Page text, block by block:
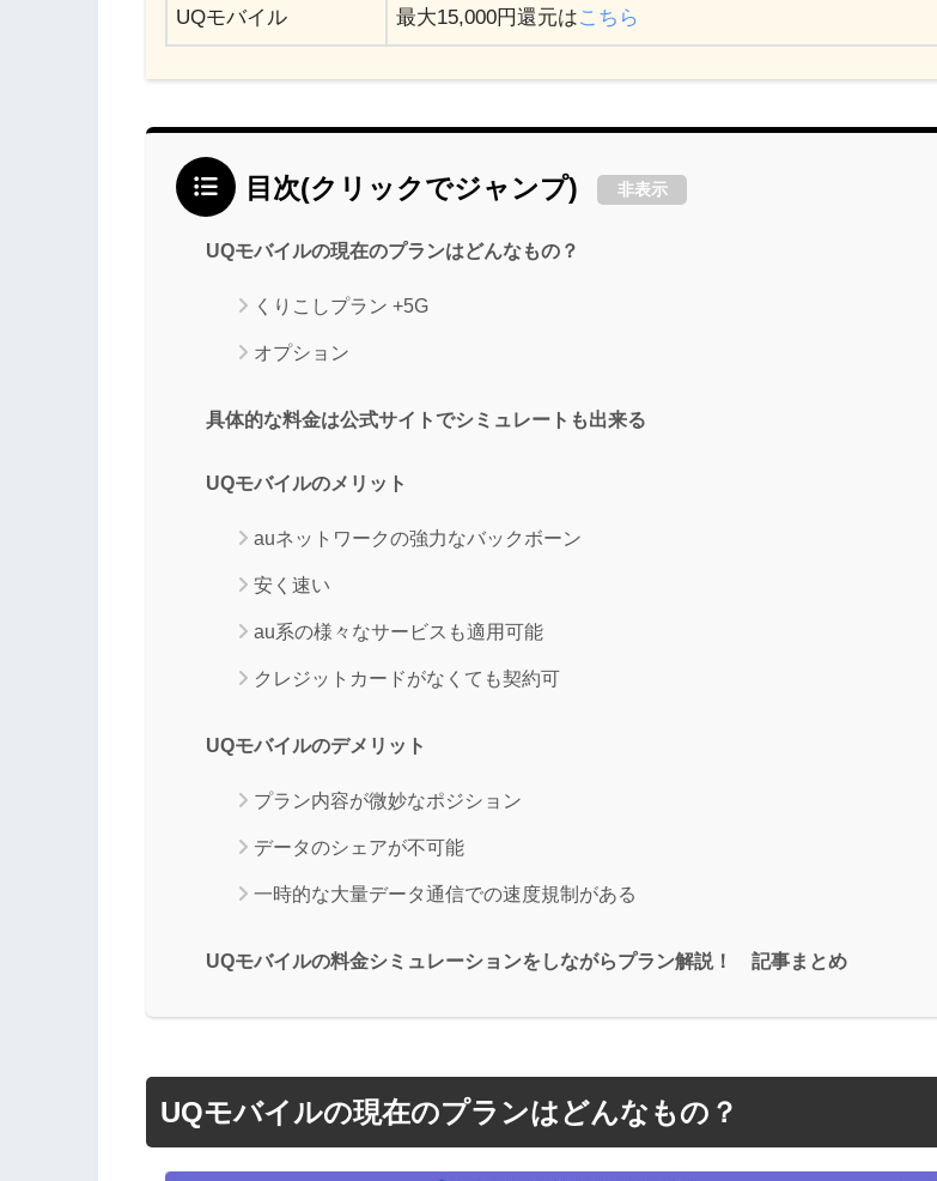
UQモバイル 最大15,000円還元はこちら
目次(クリックでジャンプ) 非表示
UQモバイルの現在のプランはどんなもの？
くりこしプラン +5G
オプション
具体的な料金は公式サイトでシミュレートも出来る
UQモバイルのメリット
auネットワークの強力なバックボーン
安く速い
au系の様々なサービスも適用可能
クレジットカードがなくても契約可
UQモバイルのデメリット
プラン内容が微妙なポジション
データのシェアが不可能
一時的な大量データ通信での速度規制がある
UQモバイルの料金シミュレーションをしながらプラン解説！ 記事まとめ
UQモバイルの現在のプランはどんなもの？